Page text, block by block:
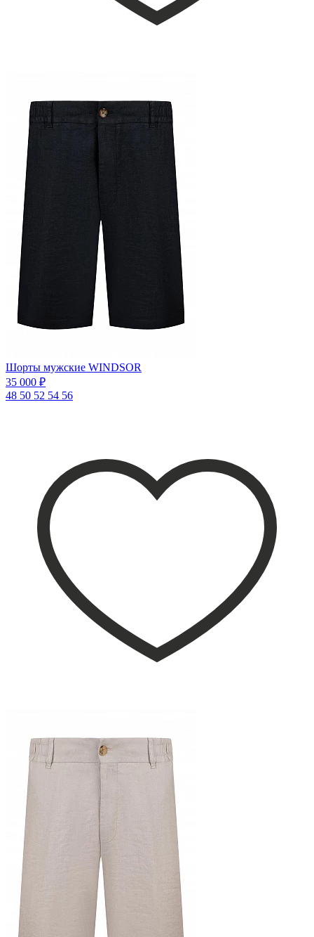
Шорты мужские WINDSOR
35 000 ₽
48 50 52 54 56